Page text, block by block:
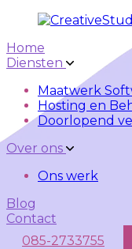
Skip to main
Home
Diensten
Maatwerk
Hosting en
Doorlopend
Over ons
Ons werk
Blog
Contact
085-2733755